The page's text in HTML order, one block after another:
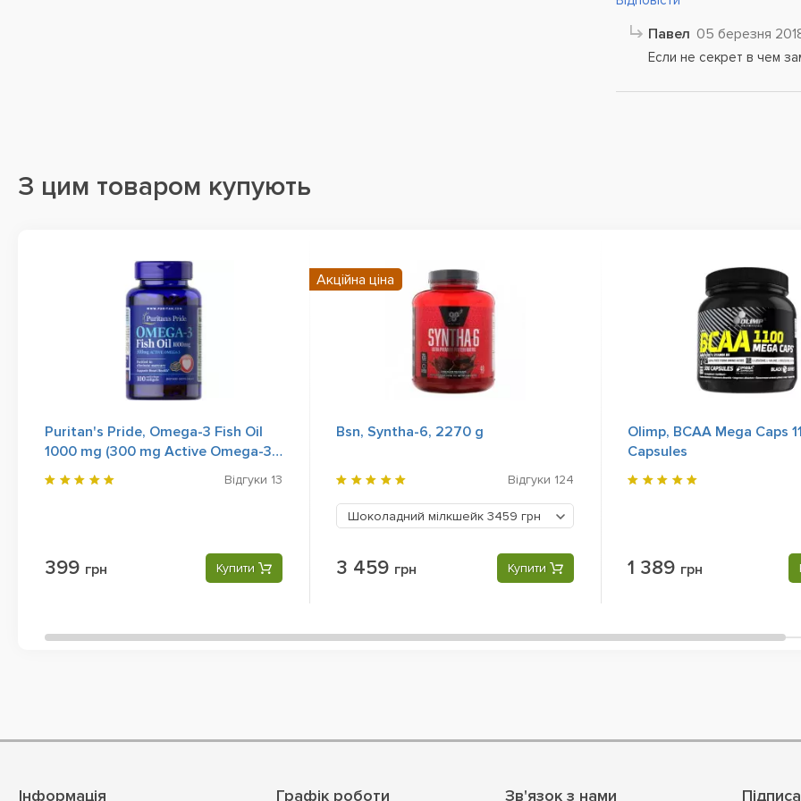
Павел 05 березня
Если не секрет в чем
З цим товаром купують
Puritan's Pride, Omega-3 Fish Oil
1000 mg (300 mg Active Omega-3),
100 Rapid Release SoftgelsВідгуки 13
399 грн Купити
Bsn, Syntha-6, 2270 g
Відгуки 124
Шоколадний мілкшейк 3459 грн
3 459 грн Купити
Акційна ціна
Olimp, BCAA Mega Caps
Capsules
1 389 грн
Інформація Графік роботи Зв'язок з нами